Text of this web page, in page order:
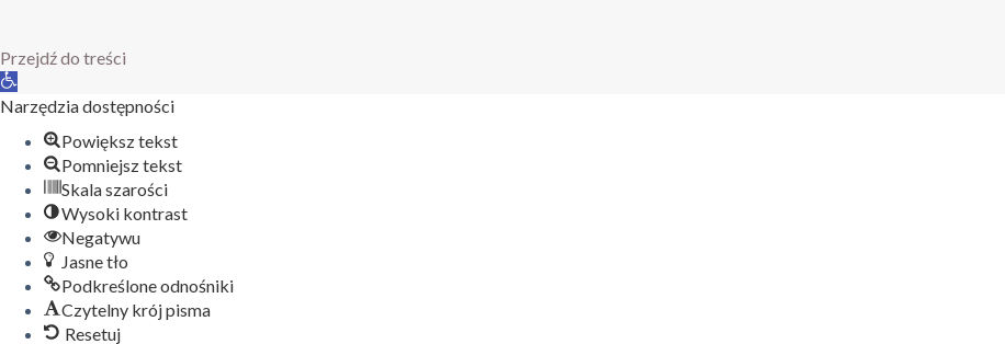
Przejdź do treści
Otwórz
pasek
narzędzi
Narzędzia dostępności
Powiększ tekst
Pomniejsz tekst
Skala szarości
Wysoki kontrast
Negatywu
Jasne tło
Podkreślone odnośniki
Czytelny krój pisma
Resetuj